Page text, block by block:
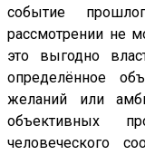
событие
рассмотрении не
это выгодно
определённое
желаний или
объективных
человеческого